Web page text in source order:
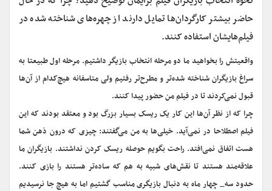
حاضر بیشتر کارگردان‌ها تمایل دارند از چهره‌های شناخته شده در
فیلم‌هایشان استفاده کنند.
واقعیتش را بخواهید ما دو مرحله انتخاب بازیگر داشتیم. مرحله اول طبیعتا به
سراغ بازیگران شناخته شده‌تر و مطرح‌تر رفتیم ولی متاسفانه هیچ‌کدام از آن‌ها
قبول نمی‌کردند تا در فیلم من حضور پیدا کنند.
چرا که از نظر آن‌ها این کار یک ریسک بسیار بزرگ بود و معتقد بودند که این
فیلم اصطلاحا در نمی‌آید. خیلی‌ها به من می‌گفتند: چیزی که درون ذهن شما
هست اتفاق نمی‌افتد. راحت بگویم حوصله ریسک کردن نداشتند. بازیگران ما
علاقه‌مند هستند تا نقش‌های شبیه به هم که ساده‌تر هستند را بازی کنند.
حدود سه_ چهار ماه به دنبال بازیگری مناسب گشتیم اما به هیچ جا نرسیدیم